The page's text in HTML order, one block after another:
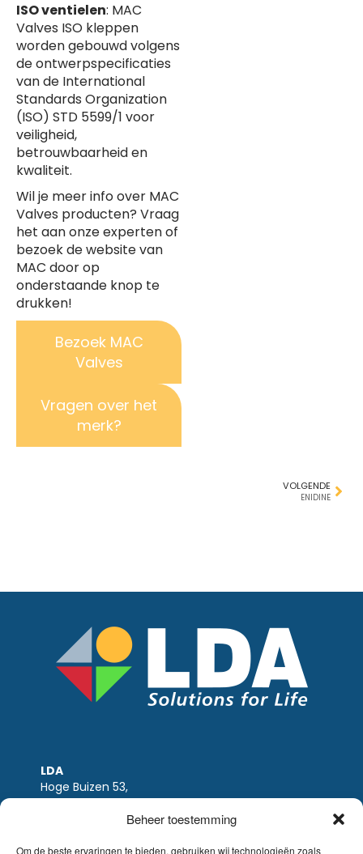
Beheer toestemming
Om de beste ervaringen te bieden, gebruiken wij technologieën zoals
ISO ventielen: MAC
Valves ISO kleppen
worden gebouwd volgens
de ontwerpspecificaties
van de International
Standards Organization
(ISO) STD 5599/1 voor
veiligheid,
betrouwbaarheid en
kwaliteit.
Wil je meer info over MAC
Valves producten? Vraag
het aan onze experten of
bezoek de website van
MAC door op
onderstaande knop te
drukken!
Bezoek MAC
Valves
Vragen over het
merk?
VOLGENDE
ENIDINE
LDA
Hoge Buizen 53,
1980 EPPEGEM
Tel +32 (0)2-266.13.13
LDA@LDA.be